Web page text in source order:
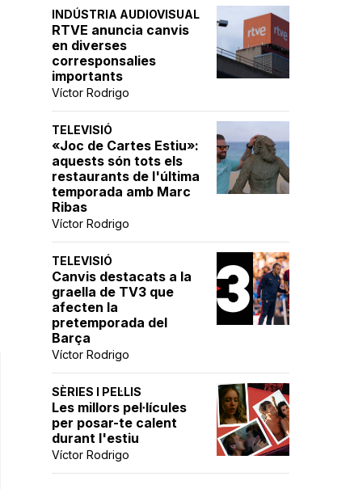
INDÚSTRIA AUDIOVISUAL
RTVE anuncia canvis
en diverses
corresponsalies
importants
Víctor Rodrigo
TELEVISIÓ
«Joc de Cartes Estiu»:
aquests són tots els
restaurants de l'última
temporada amb Marc
Ribas
Víctor Rodrigo
TELEVISIÓ
Canvis destacats a la
graella de TV3 que
afecten la
pretemporada del
Barça
Víctor Rodrigo
SÈRIES I PEL·LIS
Les millors pel·lícules
per posar-te calent
durant l'estiu
Víctor Rodrigo